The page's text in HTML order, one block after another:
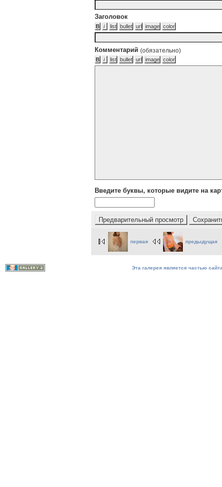
Заголовок
Комментарий (обязательно)
Введите буквы, которые видите на
первая предыдущая
Эта галерея является частью